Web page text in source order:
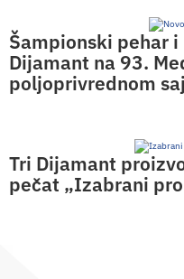
Šampionski pehar
Dijamant na 93.
poljoprivrednom
Tri Dijamant
pečat „Izabrani